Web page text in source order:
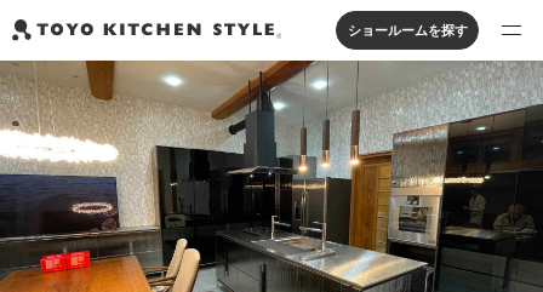
オープンキッチン アイランドキッチン
ペニンシュラキッチン 壁付けキッチン 対面キッチン
セパレートキッチン 並列型キッチン
製品を探す
システムキッチン
家具・照明・タイル
バス・洗面
実例から探す
私たちについて
ショールームを探す